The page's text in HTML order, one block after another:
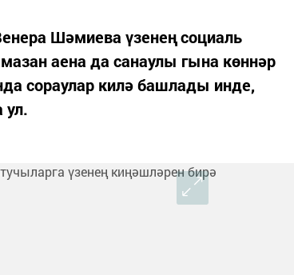
Шәмиева үзенең социаль
аена да санаулы гына көннәр
сораулар килә башлады инде,
⁣⁣⠀